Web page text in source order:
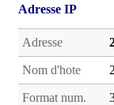
Adresse IP
Adresse
Nom d'hote
Format num.